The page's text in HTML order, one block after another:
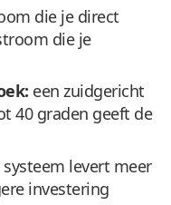
die je direct
die je
een zuidgericht
40 graden geeft de
levert meer
investering